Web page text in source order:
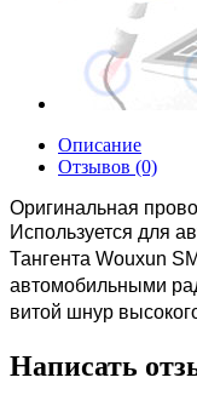
Описание
Отзывов (0)
Оригинальная
Используется для
Тангента Wouxun
автомобильными
витой шнур
Написать